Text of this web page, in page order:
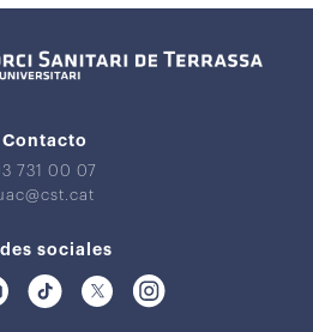
Contacto
731 00 07
sociales